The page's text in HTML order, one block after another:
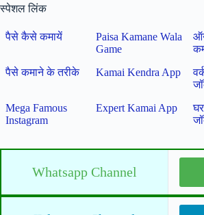
स्पेशल लिंक
पैसे कैसे कमायें
Paisa Kamane Wala
Game
पैसे कमाने के तरीके
Kamai Kendra App
Mega Famous
Instagram
Expert Kamai App
Whatsapp Channel